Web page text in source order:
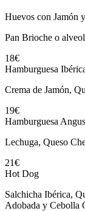
Huevos con Jamón
Pan Brioche o
18€
Hamburguesa
Crema de Jamón,
19€
Hamburguesa Angus
Lechuga, Queso
21€
Hot Dog
Salchicha Ibérica,
Adobada y Cebolla